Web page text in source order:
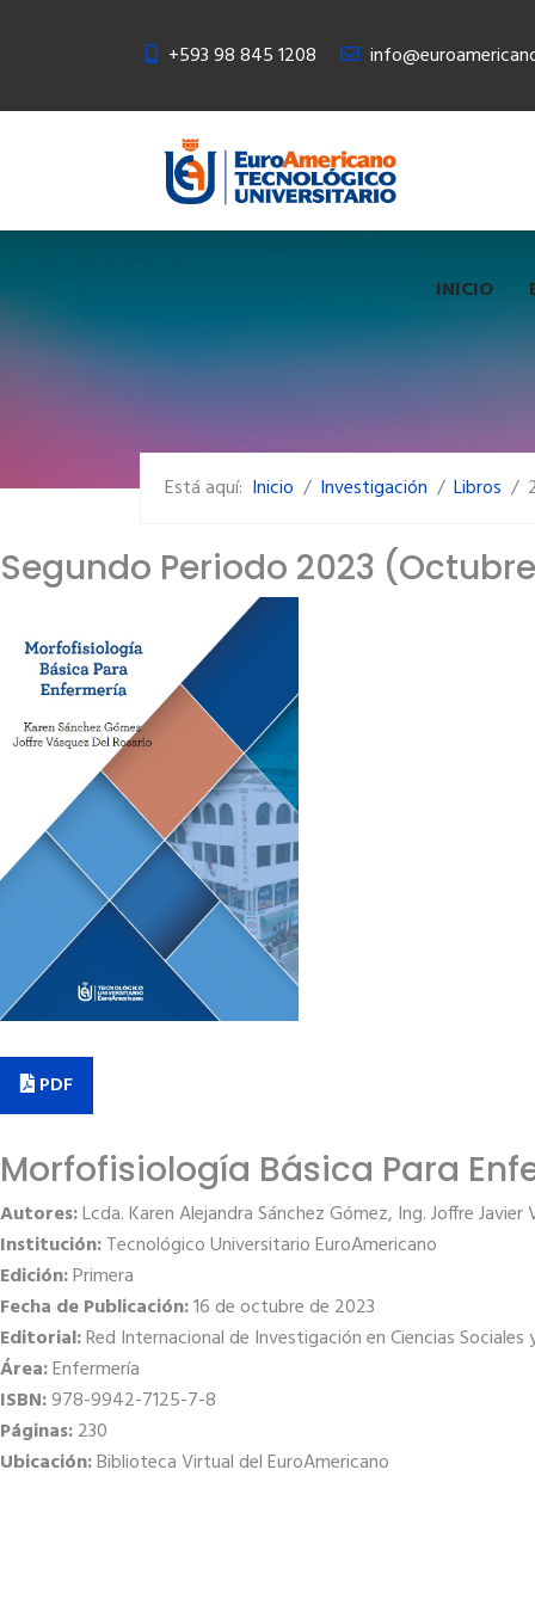
+593 98 845 1208
INICIO
Está aquí: Inicio Investigación Libros
Segundo Periodo 2023
PDF
Morfofisiología Básica Para
Autores:Lcda. Karen Alejandra Sánchez Gómez, Ing. Joffre Javier
Institución:Tecnológico Universitario EuroAmericano
Edición:Primera
Fecha de Publicación:16 de octubre de 2023
Editorial:Red Internacional de Investigación en Ciencias Sociales
Área:Enfermería
ISBN:978-9942-7125-7-8
Páginas:230
Ubicación:Biblioteca Virtual del EuroAmericano